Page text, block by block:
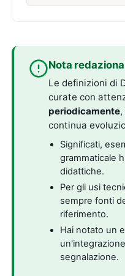
Nota
Le definizioni di
curate con
periodicamente
continua
Significati,
grammaticale
didattiche.
Per gli usi
sempre fonti
riferimento.
Hai notato un
segnalazione.